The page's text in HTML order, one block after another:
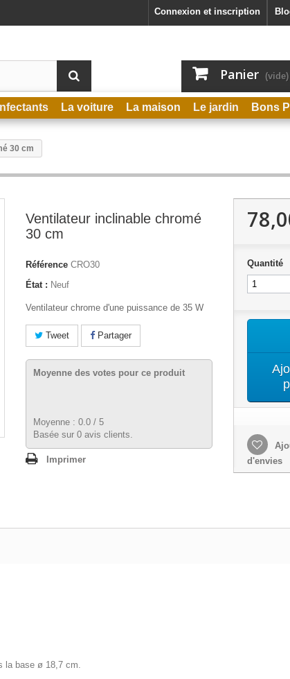
Connexion et inscription
Panier (vide)
La voiture La maison Le jardin Bons
30 cm
Ventilateur inclinable chromé
30 cm
Référence CRO30
État : Neuf
Ventilateur chrome d'une puissance de 35 W
Tweet Partager
Moyenne des votes pour ce produit
Moyenne : 0.0 / 5
Basée sur 0 avis clients.
Imprimer
Quantité
d'envies
la base ø 18,7 cm.